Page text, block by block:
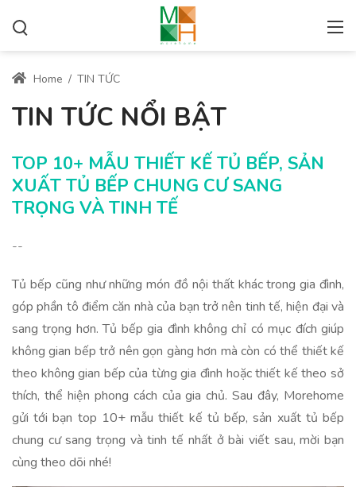
Home / TIN TỨC
TIN TỨC NỔI BẬT
TOP 10+ MẪU THIẾT KẾ TỦ BẾP, SẢN
XUẤT TỦ BẾP CHUNG CƯ SANG
TRỌNG VÀ TINH TẾ
--
Tủ bếp cũng như những món đồ nội thất khác trong gia đình,
góp phần tô điểm căn nhà của bạn trở nên tinh tế, hiện đại và
sang trọng hơn. Tủ bếp gia đình không chỉ có mục đích giúp
không gian bếp trở nên gọn gàng hơn mà còn có thể thiết kế
theo không gian bếp của từng gia đình hoặc thiết kế theo sở
thích, thể hiện phong cách của gia chủ. Sau đây, Morehome
gửi tới bạn top 10+ mẫu thiết kế tủ bếp, sản xuất tủ bếp
chung cư sang trọng và tinh tế nhất ở bài viết sau, mời bạn
cùng theo dõi nhé!